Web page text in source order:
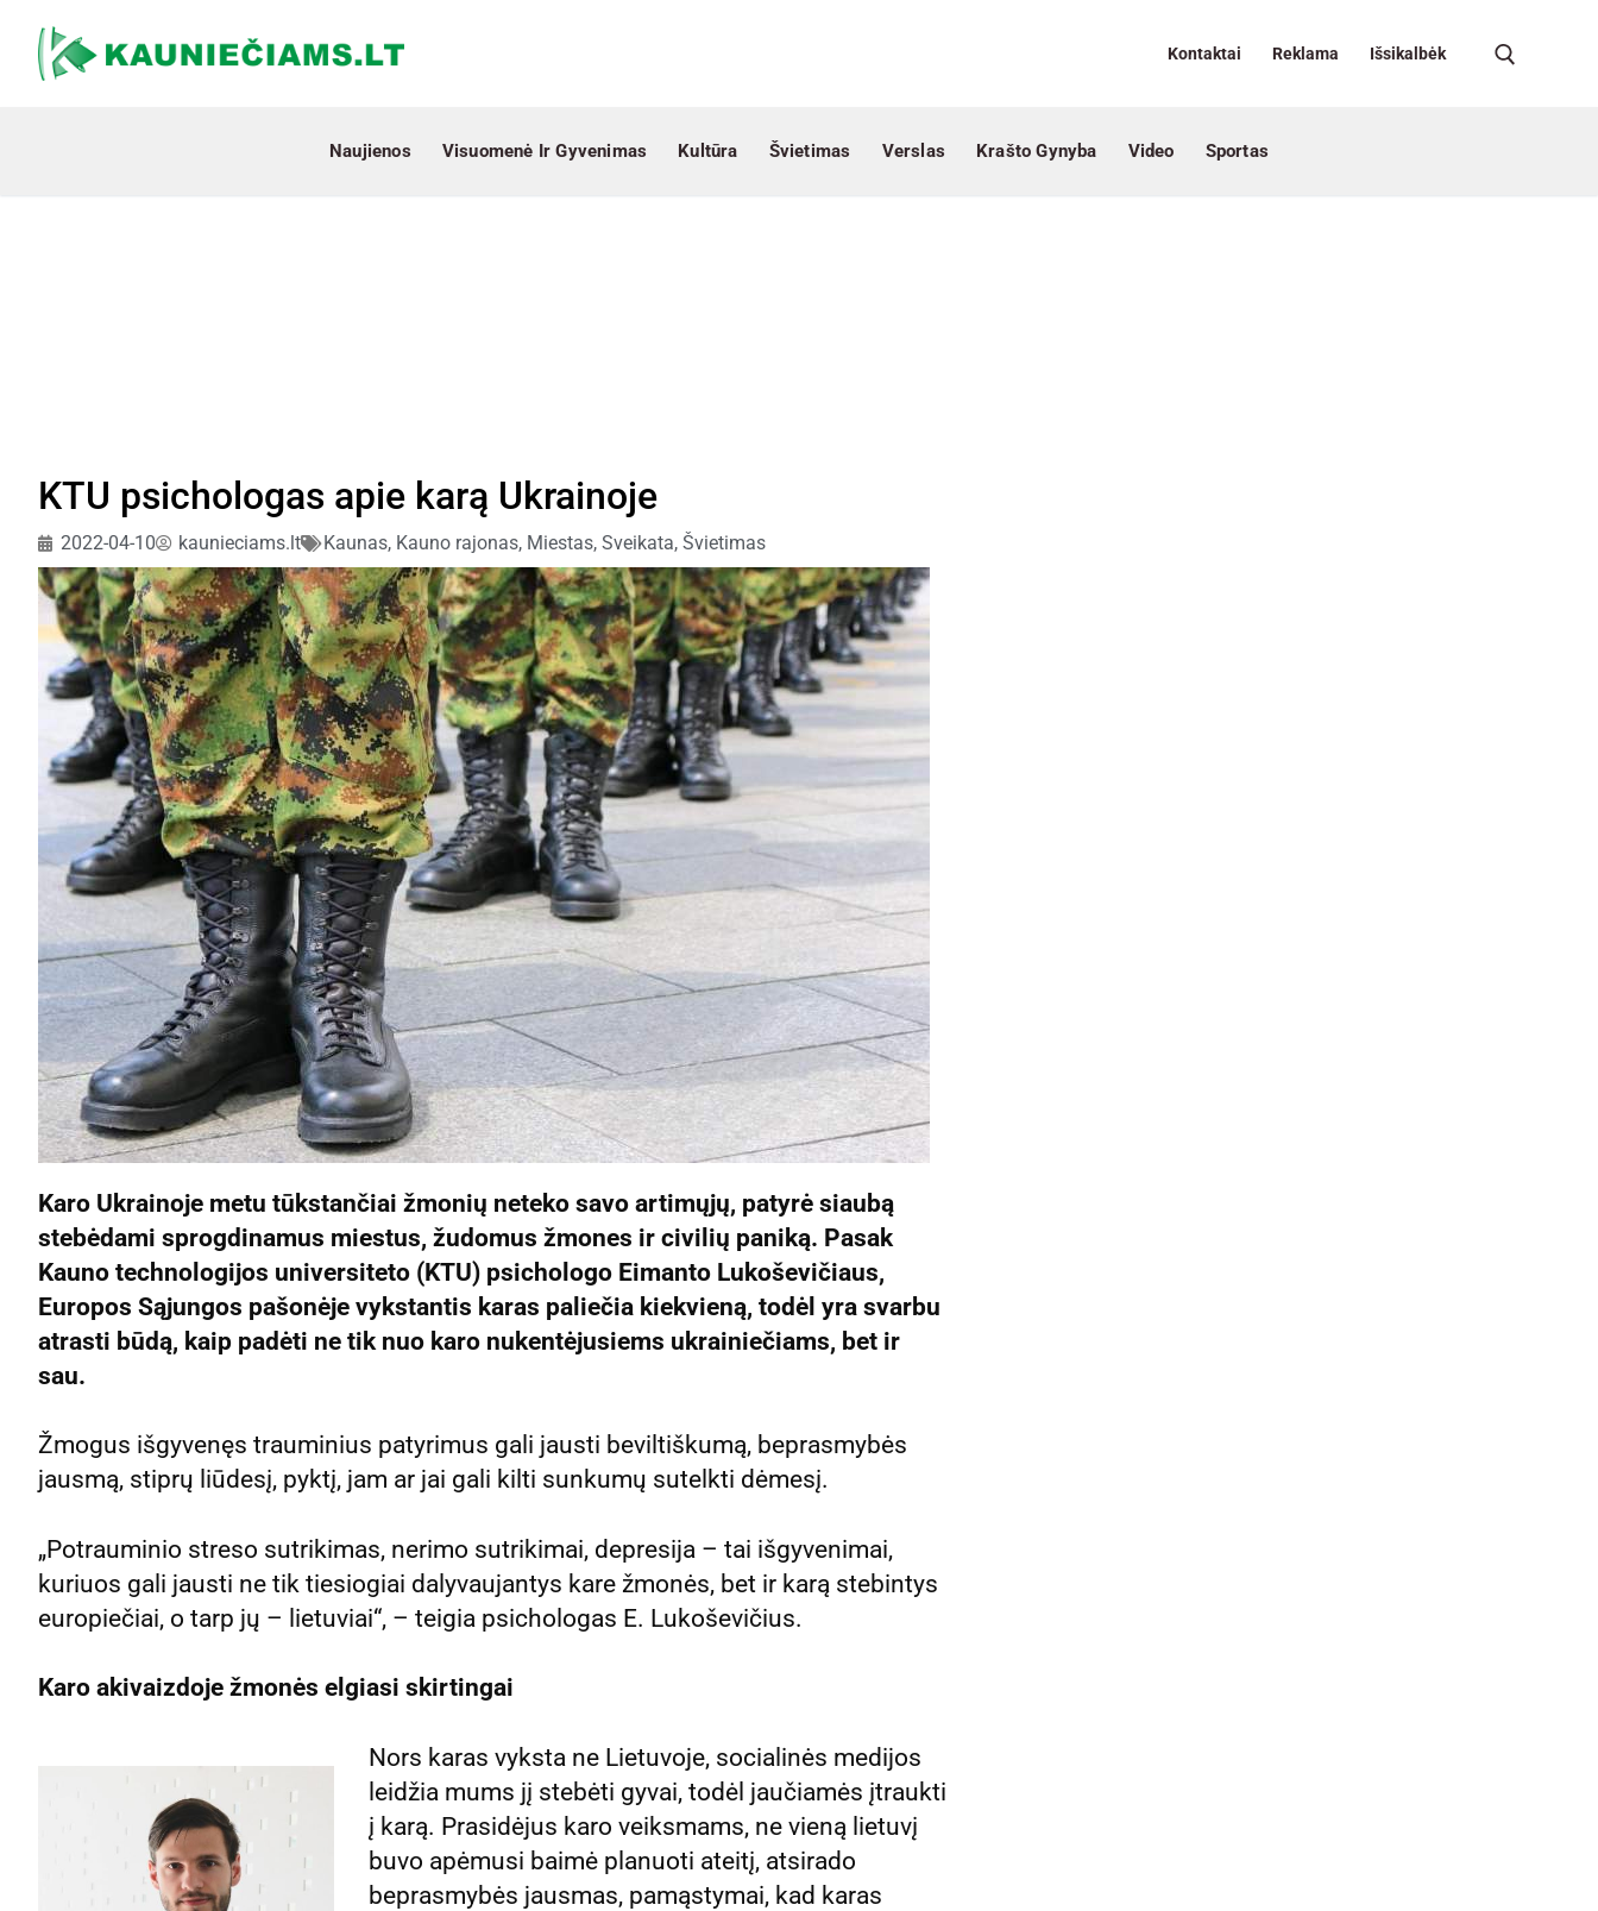
Kontaktai Reklama Išsikalbėk
Naujienos Visuomenė Ir Gyvenimas Kultūra Švietimas Verslas Krašto Gynyba Video Sportas
KTU psichologas apie karą Ukrainoje
2022-04-10 kaunieciams.lt Kaunas, Kauno rajonas, Miestas, Sveikata, Švietimas
Karo Ukrainoje metu tūkstančiai žmonių neteko savo artimųjų, patyrė siaubą
stebėdami sprogdinamus miestus, žudomus žmones ir civilių paniką. Pasak
Kauno technologijos universiteto (KTU) psichologo Eimanto Lukoševičiaus,
Europos Sąjungos pašonėje vykstantis karas paliečia kiekvieną, todėl yra svarbu
atrasti būdą, kaip padėti ne tik nuo karo nukentėjusiems ukrainiečiams, bet ir
sau.
Žmogus išgyvenęs trauminius patyrimus gali jausti beviltiškumą, beprasmybės
jausmą, stiprų liūdesį, pyktį, jam ar jai gali kilti sunkumų sutelkti dėmesį.
„Potrauminio streso sutrikimas, nerimo sutrikimai, depresija – tai išgyvenimai,
kuriuos gali jausti ne tik tiesiogiai dalyvaujantys kare žmonės, bet ir karą stebintys
europiečiai, o tarp jų – lietuviai“, – teigia psichologas E. Lukoševičius.
Karo akivaizdoje žmonės elgiasi skirtingai
Nors karas vyksta ne Lietuvoje, socialinės medijos
leidžia mums jį stebėti gyvai, todėl jaučiamės įtraukti
į karą. Prasidėjus karo veiksmams, ne vieną lietuvį
buvo apėmusi baimė planuoti ateitį, atsirado
beprasmybės jausmas, pamąstymai, kad karas